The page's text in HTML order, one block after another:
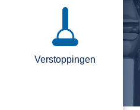
Verstoppingen